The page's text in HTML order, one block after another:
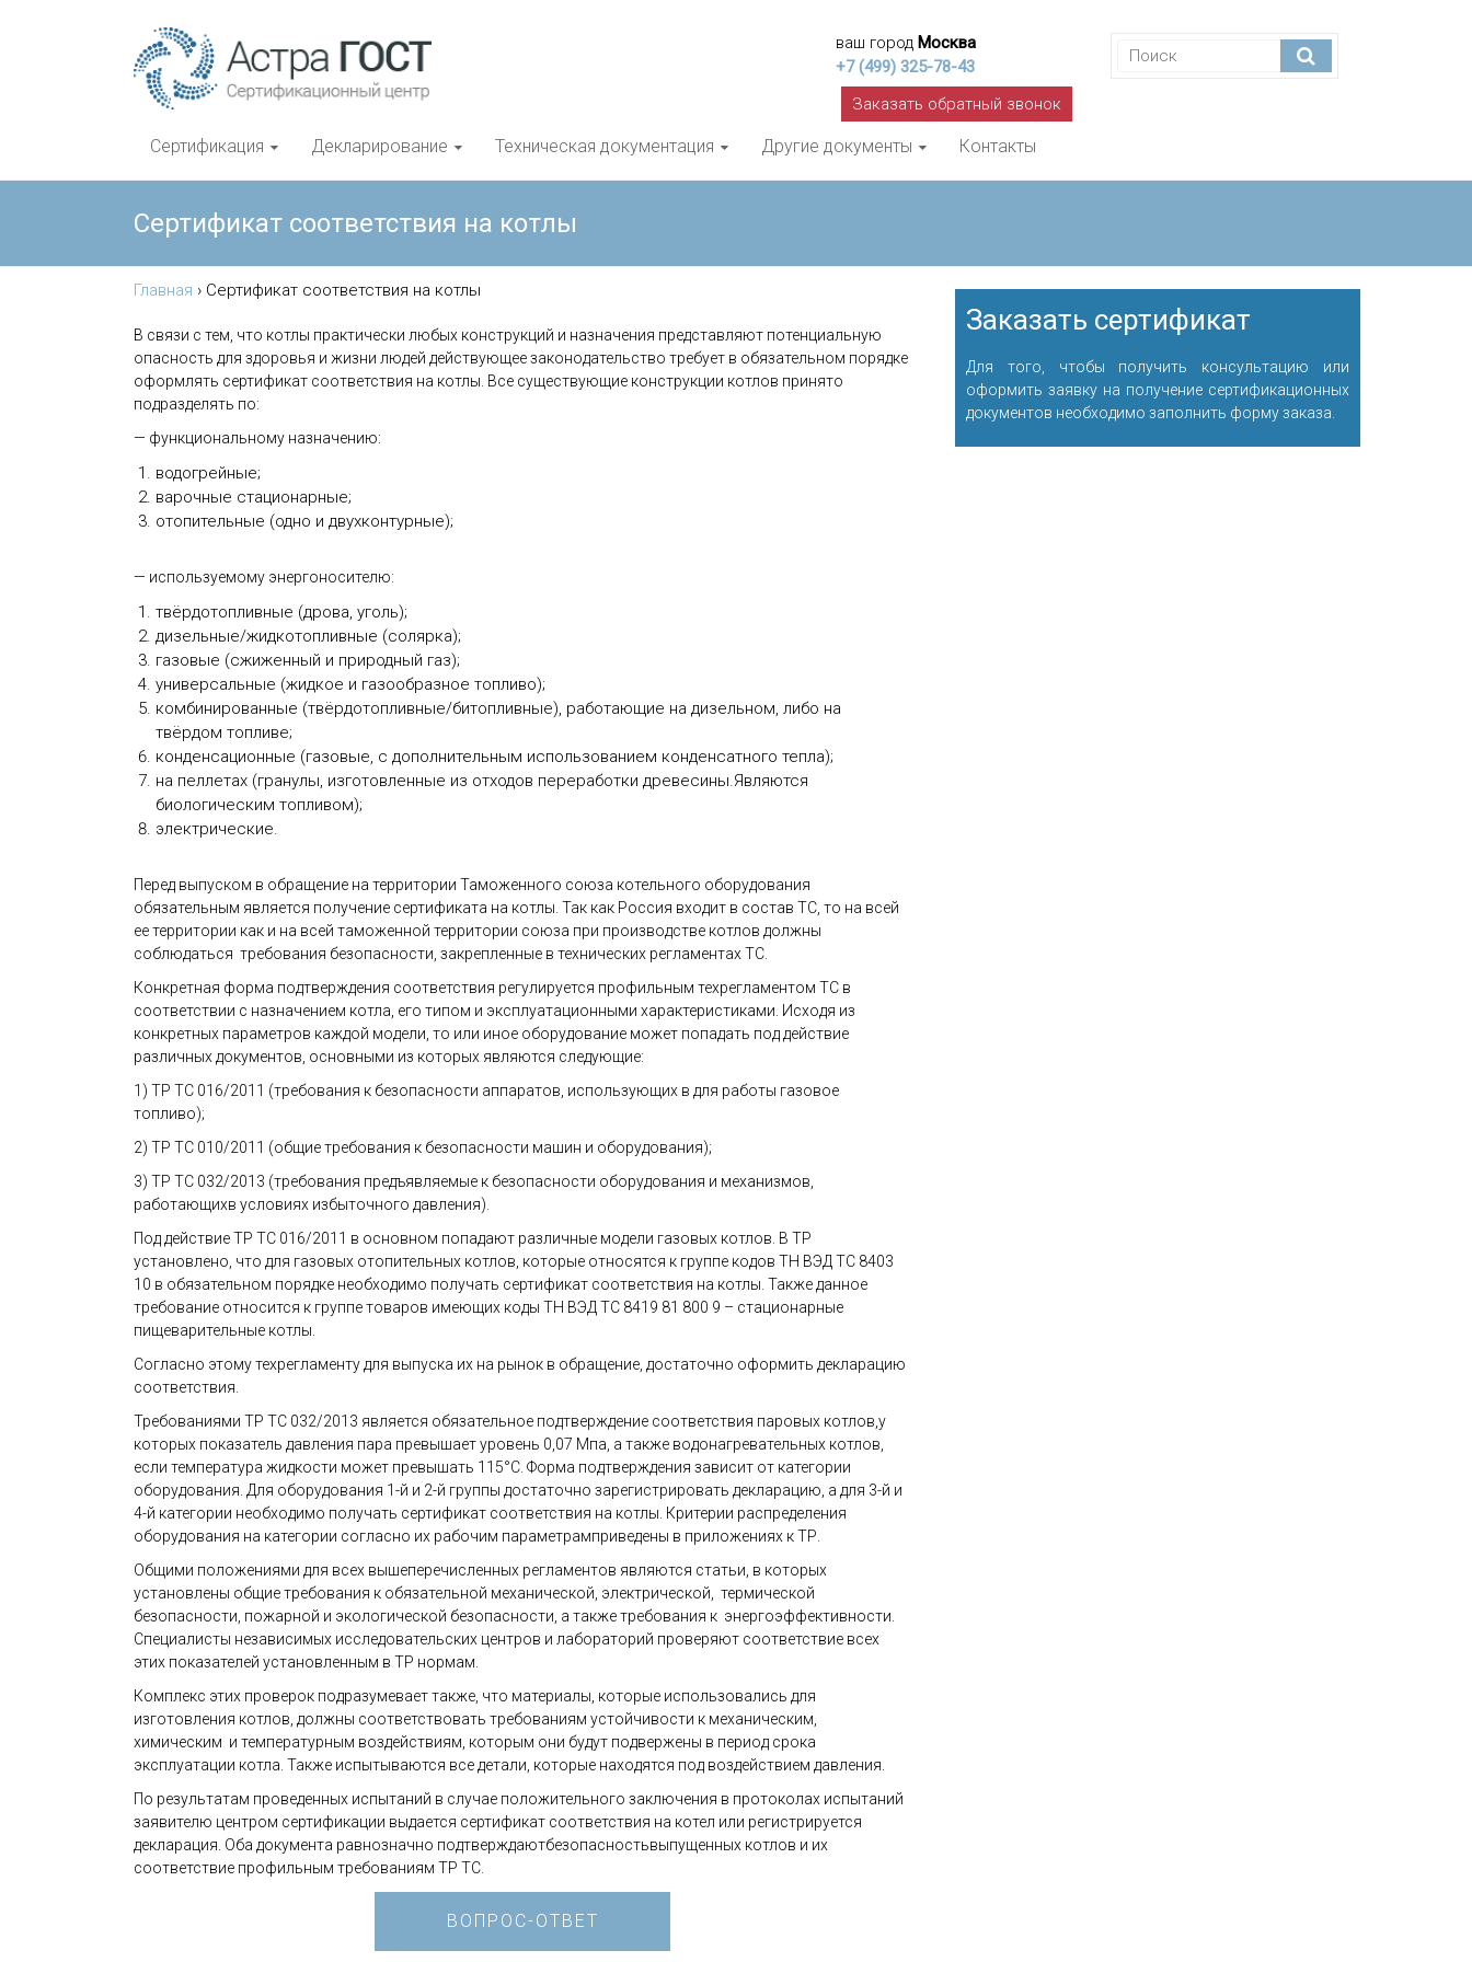
ваш город Москва
+7 (499) 325-78-43
Заказать обратный звонок
Сертификация Декларирование Техническая документация Другие документы Контакты
Сертификат соответствия на котлы
Главная › Сертификат соответствия на котлы
В связи с тем, что котлы практически любых конструкций и назначения представляют потенциальную
опасность для здоровья и жизни людей действующее законодательство требует в обязательном порядке
оформлять сертификат соответствия на котлы. Все существующие конструкции котлов принято
подразделять по:
— функциональному назначению:
водогрейные;
варочные стационарные;
отопительные (одно и двухконтурные);
— используемому энергоносителю:
твёрдотопливные (дрова, уголь);
дизельные/жидкотопливные (солярка);
газовые (сжиженный и природный газ);
универсальные (жидкое и газообразное топливо);
комбинированные (твёрдотопливные/битопливные), работающие на дизельном, либо на
твёрдом топливе;
конденсационные (газовые, с дополнительным использованием конденсатного тепла);
на пеллетах (гранулы, изготовленные из отходов переработки древесины.Являются
биологическим топливом);
электрические.
Перед выпуском в обращение на территории Таможенного союза котельного оборудования
обязательным является получение сертификата на котлы. Так как Россия входит в состав ТС, то на всей
ее территории как и на всей таможенной территории союза при производстве котлов должны
соблюдаться требования безопасности, закрепленные в технических регламентах ТС.
Конкретная форма подтверждения соответствия регулируется профильным техрегламентом ТС в
соответствии с назначением котла, его типом и эксплуатационными характеристиками. Исходя из
конкретных параметров каждой модели, то или иное оборудование может попадать под действие
различных документов, основными из которых являются следующие:
1) ТР ТС 016/2011 (требования к безопасности аппаратов, использующих в для работы газовое
топливо);
2) ТР ТС 010/2011 (общие требования к безопасности машин и оборудования);
3) ТР ТС 032/2013 (требования предъявляемые к безопасности оборудования и механизмов,
работающихв условиях избыточного давления).
Под действие ТР ТС 016/2011 в основном попадают различные модели газовых котлов. В ТР
установлено, что для газовых отопительных котлов, которые относятся к группе кодов ТН ВЭД ТС 8403
10 в обязательном порядке необходимо получать сертификат соответствия на котлы. Также данное
требование относится к группе товаров имеющих коды ТН ВЭД ТС 8419 81 800 9 – стационарные
пищеварительные котлы.
Согласно этому техрегламенту для выпуска их на рынок в обращение, достаточно оформить декларацию
соответствия.
Требованиями ТР ТС 032/2013 является обязательное подтверждение соответствия паровых котлов,у
которых показатель давления пара превышает уровень 0,07 Мпа, а также водонагревательных котлов,
если температура жидкости может превышать 115°С. Форма подтверждения зависит от категории
оборудования. Для оборудования 1-й и 2-й группы достаточно зарегистрировать декларацию, а для 3-й и
4-й категории необходимо получать сертификат соответствия на котлы. Критерии распределения
оборудования на категории согласно их рабочим параметрамприведены в приложениях к ТР.
Общими положениями для всех вышеперечисленных регламентов являются статьи, в которых
установлены общие требования к обязательной механической, электрической, термической
безопасности, пожарной и экологической безопасности, а также требования к энергоэффективности.
Специалисты независимых исследовательских центров и лабораторий проверяют соответствие всех
этих показателей установленным в ТР нормам.
Комплекс этих проверок подразумевает также, что материалы, которые использовались для
изготовления котлов, должны соответствовать требованиям устойчивости к механическим,
химическим и температурным воздействиям, которым они будут подвержены в период срока
эксплуатации котла. Также испытываются все детали, которые находятся под воздействием давления.
По результатам проведенных испытаний в случае положительного заключения в протоколах испытаний
заявителю центром сертификации выдается сертификат соответствия на котел или регистрируется
декларация. Оба документа равнозначно подтверждаютбезопасностьвыпущенных котлов и их
соответствие профильным требованиям ТР ТС.
ВОПРОС-ОТВЕТ
Заказать сертификат
Для того, чтобы получить консультацию или
оформить заявку на получение сертификационных
документов необходимо заполнить форму заказа.